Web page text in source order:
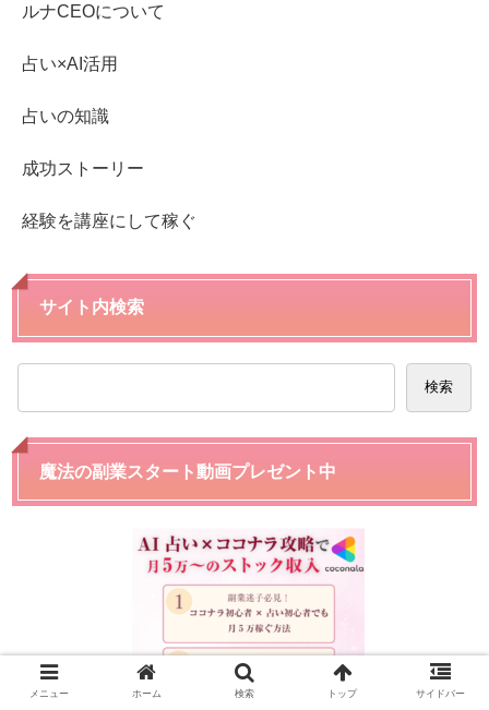
ルナCEOについて
占い×AI活用
占いの知識
成功ストーリー
経験を講座にして稼ぐ
サイト内検索
検索
魔法の副業スタート動画プレゼント中
メニュー ホーム 検索 トップ サイドバー